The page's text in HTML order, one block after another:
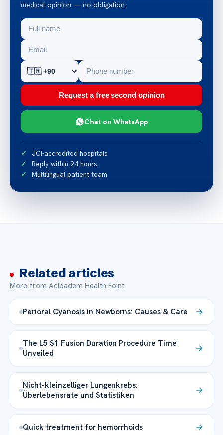
medical opinion — no obligation.
Request a free second opinion
Chat on WhatsApp
JCI-accredited hospitals
Reply within 24 hours
Multilingual patient team
Related articles
More from Acibadem Health Point
Perioral Cyanosis in Newborns: Causes & Care
The L5 S1 Fusion Duration Procedure Time
Unveiled
Nicht-kleinzelliger Lungenkrebs:
Überlebensrate und Statistiken
Quick treatment for hemorrhoids